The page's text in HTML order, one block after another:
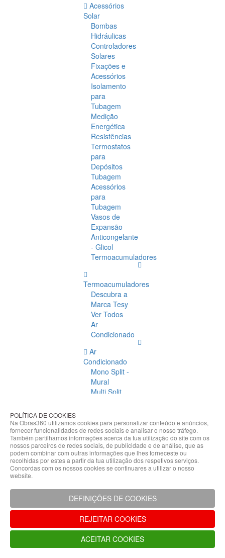
Acessórios
Solar
Bombas
Hidráulicas
Controladores
Solares
Fixações e
Acessórios
Isolamento
para
Tubagem
Medição
Energética
Resistências
Termostatos
para
Depósitos
Tubagem
Acessórios
para
Tubagem
Vasos de
Expansão
Anticongelante
- Glicol
Termoacumuladores
Termoacumuladores
Descubra a
Marca Tesy
Ver Todos
Ar
Condicionado
Ar
Condicionado
Mono Split -
Mural
Multi Split
Condicionado
Acessórios
Climatização
Acessórios
Climatização
Hidráulicas
Controladores
Fixações e
Acessórios
Isolamento
para
Tubagem
POLÍTICA DE COOKIES
Na Obras360 utilizamos cookies para personalizar conteúdo e anúncios,
fornecer funcionalidades de redes sociais e analisar o nosso tráfego.
Também partilhamos informações acerca da tua utilização do site com os
nossos parceiros de redes sociais, de publicidade e de análise, que as
podem combinar com outras informações que lhes forneceste ou
recolhidas por estes a partir da tua utilização dos respetivos serviços.
Concordas com os nossos cookies se continuares a utilizar o nosso
website.
DEFINIÇÕES DE COOKIES
REJEITAR COOKIES
ACEITAR COOKIES